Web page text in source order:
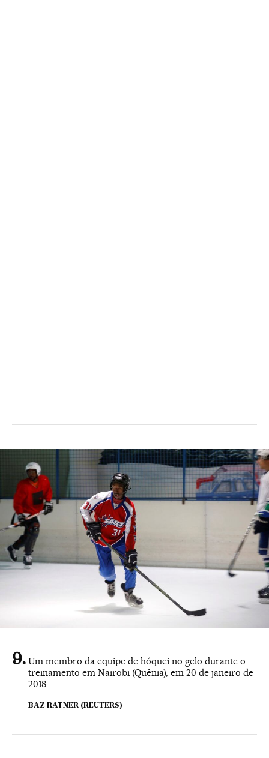
Um membro da equipe de hóquei no gelo durante o
treinamento em Nairobi (Quênia), em 20 de janeiro de
2018.
BAZ RATNER (REUTERS)